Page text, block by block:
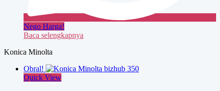
Nego Harga!
Baca selengkapnya
Konica Minolta
Obral!
Quick View